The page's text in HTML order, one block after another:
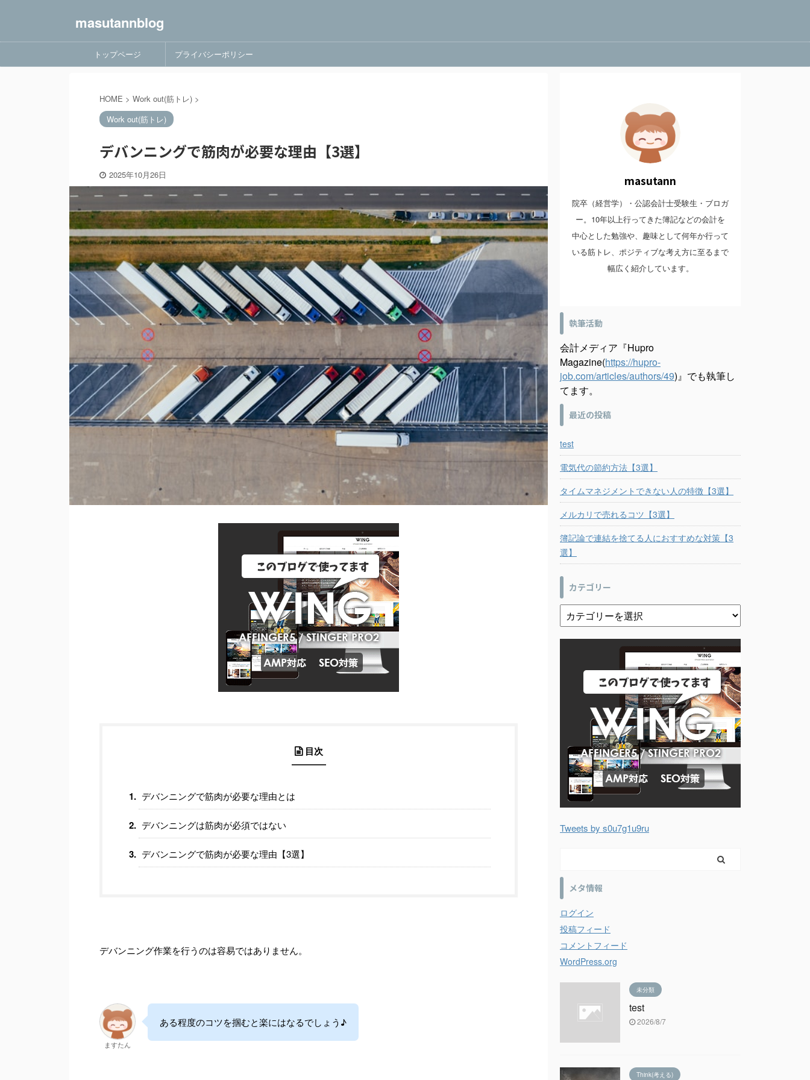
masutannblog
トップページ プライバシーポリシー
HOME > Work out(筋トレ) >
Work out(筋トレ)
デバンニングで筋肉が必要な理由【3選】
2025年10月26日
目次
デバンニングで筋肉が必要な理由とは
デバンニングは筋肉が必須ではない
デバンニングで筋肉が必要な理由【3選】
デバンニング作業を行うのは容易ではありません。
ますたん
ある程度のコツを掴むと楽にはなるでしょう♪
masutann
院卒（経営学）・公認会計士受験生・ブロガ
ー。10年以上行ってきた簿記などの会計を
中心とした勉強や、趣味として何年か行って
いる筋トレ、ポジティブな考え方に至るまで
幅広く紹介しています。
執筆活動
会計メディア『Hupro
Magazine(https://hupro-
job.com/articles/authors/49)』でも執筆し
てます。
最近の投稿
test
電気代の節約方法【3選】
タイムマネジメントできない人の特徴【3選】
メルカリで売れるコツ【3選】
簿記論で連結を捨てる人におすすめな対策【3
選】
カテゴリー
Tweets by s0u7g1u9ru
メタ情報
ログイン
投稿フィード
コメントフィード
WordPress.org
未分類
test
2026/8/7
Think(考える)